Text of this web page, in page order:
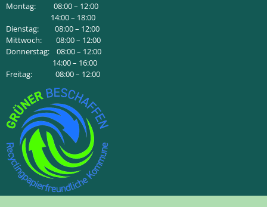
Montag: 08:00 – 12:00
14:00 – 18:00
Dienstag: 08:00 – 12:00
Mittwoch: 08:00 – 12:00
Donnerstag: 08:00 – 12:00
14:00 – 16:00
Freitag: 08:00 – 12:00